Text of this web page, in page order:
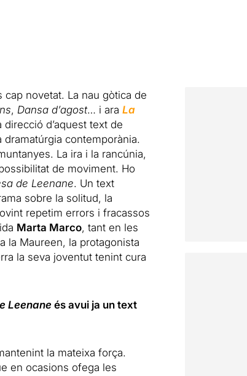
cap novetat. La nau gòtica de
, Dansa d’agost… i ara La
d’aquest text de
contemporània.
La ira i la rancúnia,
de moviment. Ho
de Leenane. Un text
sobre la solitud, la
repetim errors i fracassos
Marta Marco, tant en les
la Maureen, la protagonista
la seva joventut tenint cura
Leenane és avui ja un text
la mateixa força.
en ocasions ofega les